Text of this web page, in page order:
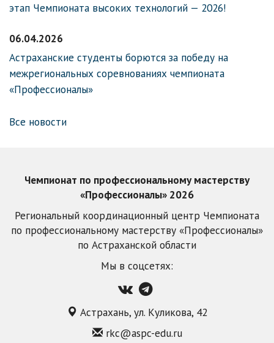
этап Чемпионата высоких технологий — 2026!
06.04.2026
Астраханские студенты борются за победу на
межрегиональных соревнованиях чемпионата
«Профессионалы»
Все новости
Чемпионат по профессиональному мастерству
«Профессионалы» 2026
Региональный координационный центр Чемпионата
по профессиональному мастерству «Профессионалы»
по Астраханской области
Мы в соцсетях:
Астрахань, ул. Куликова, 42
rkc@aspc-edu.ru